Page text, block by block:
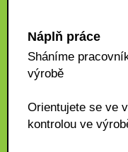
Náplň práce
Sháníme
výrobě
Orientujete se ve
kontrolou ve